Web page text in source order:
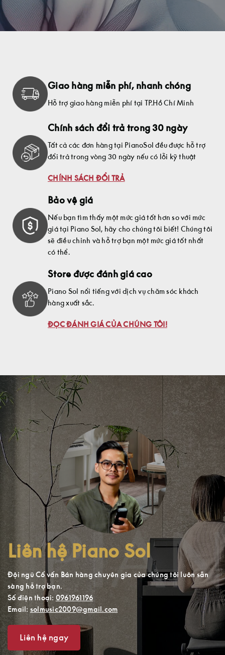
Giao hàng miễn phí, nhanh chóng
Hỗ trợ giao hàng miễn phí tại TP.Hồ Chí Minh
Chính sách đổi trả trong 30 ngày
Tất cả các đơn hàng tại PianoSol đều được hỗ trợ
đổi trả trong vòng 30 ngày nếu có lỗi kỹ thuật
CHÍNH SÁCH ĐỔI TRẢ
Bảo vệ giá
Nếu bạn tìm thấy một mức giá tốt hơn so với mức
giá tại Piano Sol, hãy cho chúng tôi biết! Chúng tôi
sẽ điều chỉnh và hỗ trợ bạn một mức giá tốt nhất
có thể.
Store được đánh giá cao
Piano Sol nổi tiếng với dịch vụ chăm sóc khách
hàng xuất sắc.
ĐỌC ĐÁNH GIÁ CỦA CHÚNG TÔI!
Liên hệ Piano Sol
Đội ngũ Cố vấn Bán hàng chuyên gia của chúng tôi luôn sẵn
sàng hỗ trợ bạn.
Số điện thoại: 0961961196
Email: solmusic2009@gmail.com
Liên hệ ngay